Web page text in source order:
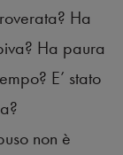
Ha
Ha paura
E’ stato
non è